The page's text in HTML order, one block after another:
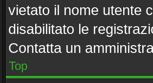
vietato il nome utente
disabilitato le
Contatta un
Top